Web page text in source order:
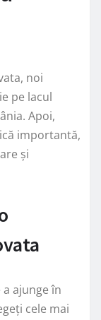
noi
pe lacul
Apoi,
importantă,
și
ajunge în
cele mai